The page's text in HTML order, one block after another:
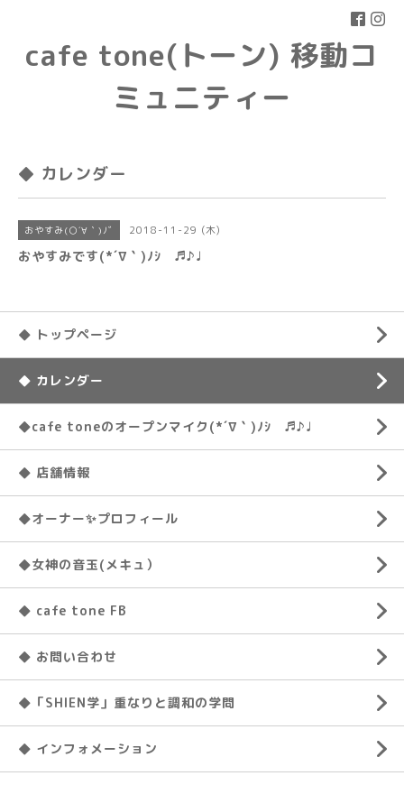
cafe tone(トーン) 移動コ
ミュニティー
◆ カレンダー
おやすみ(○´∀｀)ﾉﾞ 2018-11-29 (木)
おやすみです(*´∇｀)ﾉｼ ♬♪♩
◆ トップページ
◆ カレンダー
◆cafe toneのオープンマイク(*´∇｀)ﾉｼ ♬♪♩
◆ 店舗情報
◆オーナー✨プロフィール
◆女神の音玉(メキュ）
◆ cafe tone FB
◆ お問い合わせ
◆「SHIEN学」重なりと調和の学問
◆ インフォメーション